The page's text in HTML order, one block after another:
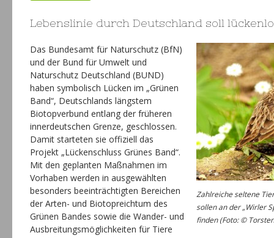
Lebenslinie durch Deutschland soll
Zahlreiche seltene
sollen an der „Wirler
finden (Foto: ©
Das Bundesamt für Naturschutz (BfN)
und der Bund für Umwelt und
Naturschutz Deutschland (BUND)
haben symbolisch Lücken im „Grünen
Band“, Deutschlands längstem
Biotopverbund entlang der früheren
innerdeutschen Grenze, geschlossen.
Damit starteten sie offiziell das
Projekt „Lückenschluss Grünes Band“.
Mit den geplanten Maßnahmen im
Vorhaben werden in ausgewählten
besonders beeinträchtigten Bereichen
der Arten- und Biotopreichtum des
Grünen Bandes sowie die Wander- und
Ausbreitungsmöglichkeiten für Tiere